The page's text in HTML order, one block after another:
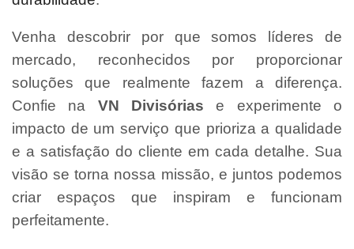
Venha descobrir por que somos líderes de
mercado, reconhecidos por proporcionar
soluções que realmente fazem a diferença.
Confie na VN Divisórias e experimente o
impacto de um serviço que prioriza a qualidade
e a satisfação do cliente em cada detalhe. Sua
visão se torna nossa missão, e juntos podemos
criar espaços que inspiram e funcionam
perfeitamente.